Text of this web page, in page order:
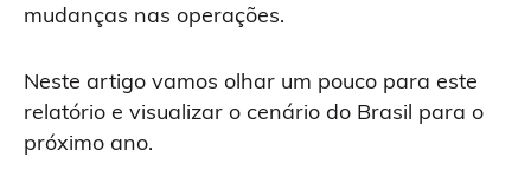
mudanças nas operações.
Neste artigo vamos olhar um pouco para este
relatório e visualizar o cenário do Brasil para o
próximo ano.